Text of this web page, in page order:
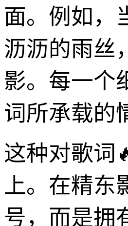
面。例如，
沥沥的雨丝
影。每一个
词所承载的
这种对歌词
上。在精东
号，而是拥